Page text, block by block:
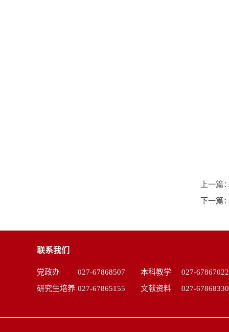
上一篇
下一篇：
联系我们
党政办 027-67868507 本科教学 027-67867022
研究生培养 027-67865155 文献资料 027-67868330